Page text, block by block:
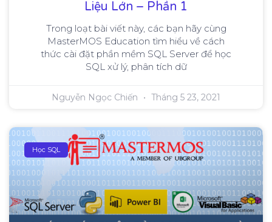
Liệu Lớn – Phần 1
Trong loạt bài viết này, các bạn hãy cùng
MasterMOS Education tìm hiểu về cách
thức cài đặt phần mềm SQL Server để học
SQL xử lý, phân tích dữ
Nguyễn Ngọc Chiến Tháng 5 23, 2021
Học SQL